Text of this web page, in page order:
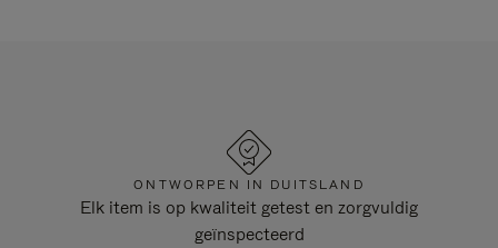
ONTWORPEN IN DUITSLAND
Elk item is op kwaliteit getest en zorgvuldig
geïnspecteerd